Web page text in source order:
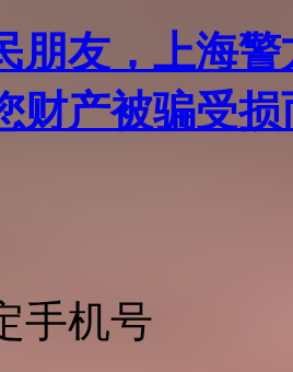
朋友，上海
财产被骗受
手机号